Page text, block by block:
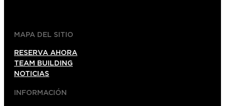
MAPA DEL SITIO
RESERVA AHORA
TEAM BUILDING
NOTICIAS
INFORMACIÓN